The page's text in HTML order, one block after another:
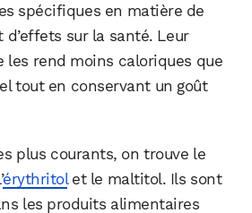
spécifiques en matière de
d’effets sur la santé. Leur
les rend moins caloriques que
tout en conservant un goût
plus courants, on trouve le
érythritolet le maltitol. Ils sont
les produits alimentaires